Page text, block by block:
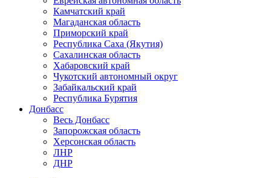
Камчатский край
Магаданская область
Приморский край
Республика Саха (Якутия)
Сахалинская область
Хабаровский край
Чукотский автономный округ
Забайкальский край
Республика Бурятия
Донбасс
Весь Донбасс
Запорожская область
Херсонская область
ЛНР
ДНР